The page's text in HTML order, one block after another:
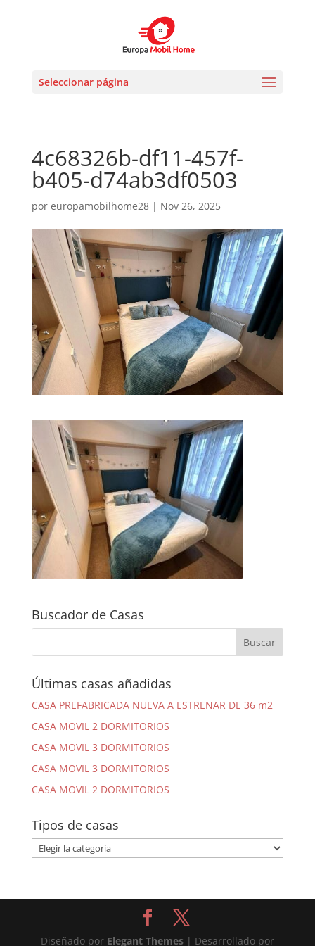
Seleccionar página
4c68326b-df11-457f-
b405-d74ab3df0503
por europamobilhome28| Nov 26, 2025
Buscador de Casas
Últimas casas añadidas
CASA PREFABRICADA NUEVA A ESTRENAR DE 36 m2
CASA MOVIL 2 DORMITORIOS
CASA MOVIL 3 DORMITORIOS
CASA MOVIL 3 DORMITORIOS
CASA MOVIL 2 DORMITORIOS
Tipos de casas
Tipos
de
Diseñado por Elegant Themes| Desarrollado por